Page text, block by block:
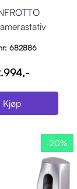
682886
Kjøp
-20%